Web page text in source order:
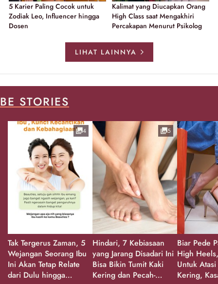
5 Karier Paling Cocok untuk
Zodiak Leo, Influencer hingga
Dosen
Kalimat yang Diucapkan Orang
High Class saat Mengakhiri
Percakapan Menurut Psikolog
LIHAT LAINNYA
BE STORIES
Tak Tergerus Zaman, 5
Wejangan Seorang Ibu
Ini Akan Tetap Relate
dari Dulu hingga
4
Hindari, 7 Kebiasaan
yang Jarang Disadari Ini
Bisa Bikin Tumit Kaki
Kering dan Pecah-
5
Biar Pede
High
Untuk
Kering,